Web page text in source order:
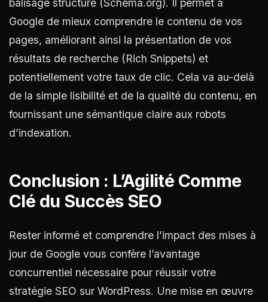
balisage structuré (Schema.org). Il permet à
Google de mieux comprendre le contenu de vos
pages, améliorant ainsi la présentation de vos
résultats de recherche (Rich Snippets) et
potentiellement votre taux de clic. Cela va au-delà
de la simple lisibilité et de la qualité du contenu, en
fournissant une sémantique claire aux robots
d’indexation.
Conclusion : L’Agilité Comme
Clé du Succès SEO
Rester informé et comprendre l’impact des mises à
jour de Google vous confère l’avantage
concurrentiel nécessaire pour réussir votre
stratégie SEO sur WordPress. Une mise en œuvre